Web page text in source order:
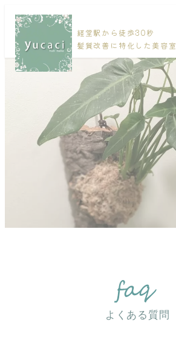
経堂駅から徒歩30秒
髪質改善に特化した美容室
よくある質問